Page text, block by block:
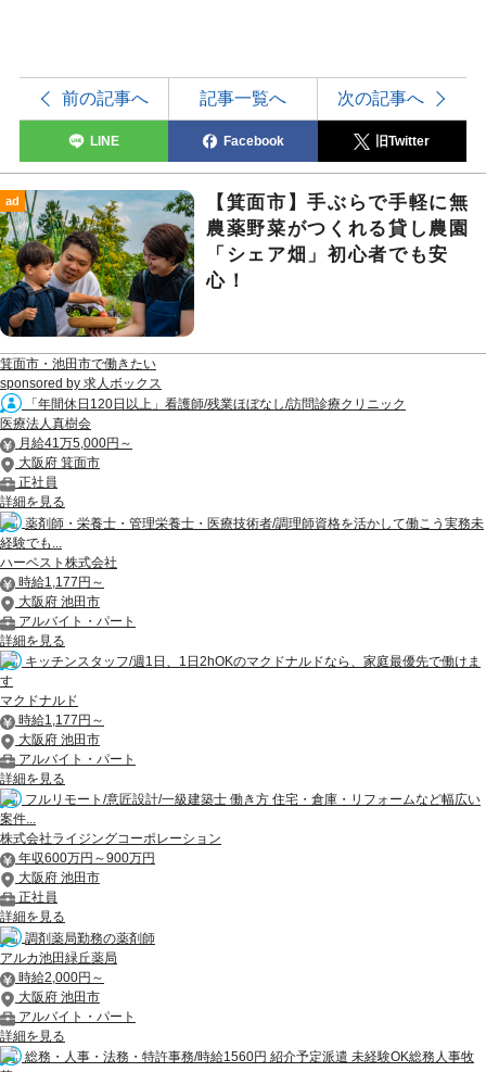
前の記事へ 記事一覧へ 次の記事へ
LINE Facebook 旧Twitter
ad
【箕面市】手ぶらで手軽に無
農薬野菜がつくれる貸し農園
「シェア畑」初心者でも安
心！
箕面市・池田市で働きたい
sponsored by 求人ボックス
「年間休日120日以上」看護師/残業ほぼなし/訪問診療クリニック
医療法人真樹会
月給41万5,000円～
大阪府 箕面市
正社員
詳細を見る
薬剤師・栄養士・管理栄養士・医療技術者/調理師資格を活かして働こう実務未
経験でも...
ハーベスト株式会社
時給1,177円～
大阪府 池田市
アルバイト・パート
詳細を見る
キッチンスタッフ/週1日、1日2hOKのマクドナルドなら、家庭最優先で働けま
す
マクドナルド
時給1,177円～
大阪府 池田市
アルバイト・パート
詳細を見る
フルリモート/意匠設計/一級建築士 働き方 住宅・倉庫・リフォームなど幅広い
案件...
株式会社ライジングコーポレーション
年収600万円～900万円
大阪府 池田市
正社員
詳細を見る
調剤薬局勤務の薬剤師
アルカ池田緑丘薬局
時給2,000円～
大阪府 池田市
アルバイト・パート
詳細を見る
総務・人事・法務・特許事務/時給1560円 紹介予定派遣 未経験OK総務人事牧